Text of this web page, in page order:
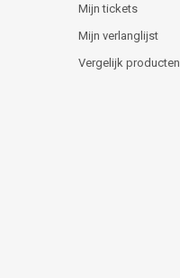
Mijn tickets
Mijn verlanglijst
Vergelijk producten